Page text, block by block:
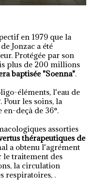
Jonzac a été
Protégée par son
plus de 200 millions
baptisée "Soenna".
éléments, l'eau de
Pour les soins, la
deçà de 36°.
assorties
thérapeutiques de
a obtenu l'agrément
le traitement des
la circulation
respiratoires, .